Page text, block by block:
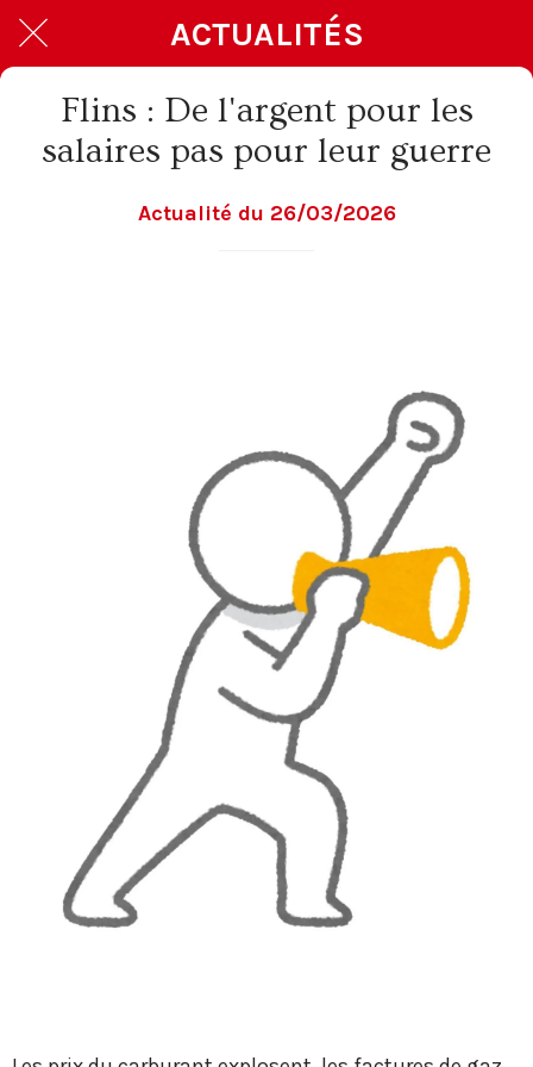
ACTUALITÉS
Flins : De l'argent pour les
salaires pas pour leur guerre
Actualité du 26/03/2026